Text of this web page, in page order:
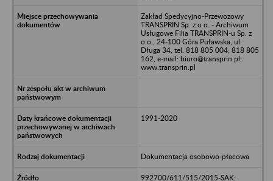
Zakład Spedycyjno-Przewozowy
TRANSPRIN Sp. z.o.o. - Archiwum
Usługowe Filia TRANSPRIN-u Sp. z
o.o., 24-100 Góra Puławska, ul.
Długa 34, tel. 818 805 004; 818 805
162, e-mail: biuro@transprin.pl;
www.transprin.pl
1991-2020
Dokumentacja osobowo-płacowa
992700/611/515/2015-SAK;